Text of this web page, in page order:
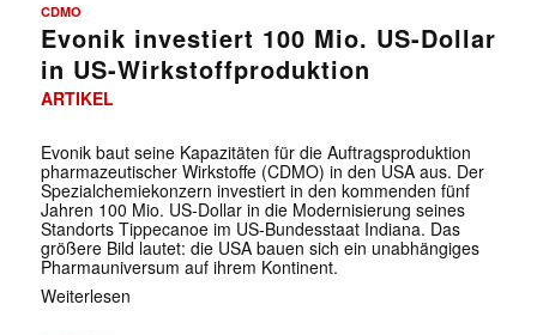
CDMO
Evonik investiert 100 Mio. US-Dollar
in US-Wirkstoffproduktion
ARTIKEL
Evonik baut seine Kapazitäten für die Auftragsproduktion
pharmazeutischer Wirkstoffe (CDMO) in den USA aus. Der
Spezialchemiekonzern investiert in den kommenden fünf
Jahren 100 Mio. US-Dollar in die Modernisierung seines
Standorts Tippecanoe im US-Bundesstaat Indiana. Das
größere Bild lautet: die USA bauen sich ein unabhängiges
Pharmauniversum auf ihrem Kontinent.
Weiterlesen